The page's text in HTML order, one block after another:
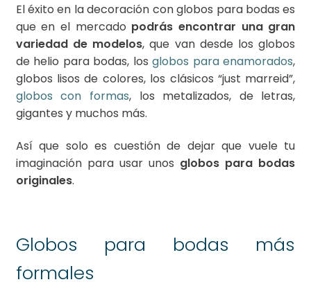
El éxito en la decoración con globos para bodas es
que en el mercado podrás encontrar una gran
variedad de modelos, que van desde los globos
de helio para bodas, losglobos para enamorados,
globos lisos de colores, los clásicos “just marreid”,
globos con formas, los metalizados, de letras,
gigantes y muchos más.
Así que solo es cuestión de dejar que vuele tu
imaginación para usar unos globos para bodas
originales.
Globos para bodas más
formales